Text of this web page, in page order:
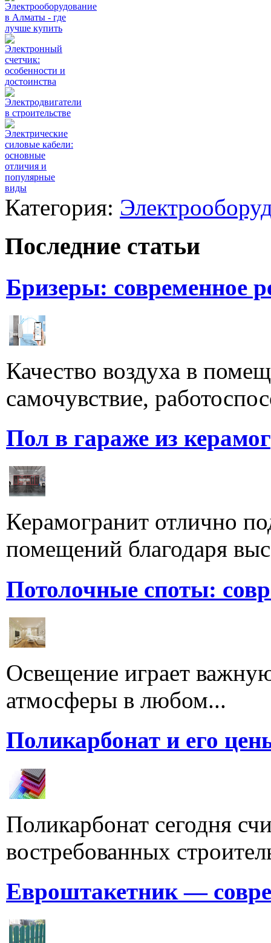
Электрооборудование
в Алматы - где
лучше купить
Электронный
счетчик:
особенности и
достоинства
Электродвигатели
в строительстве
Электрические
силовые кабели:
основные
отличия и
популярные
виды
Категория:
Последние статьи
Бризеры: современное
Качество воздуха в
самочувствие,
Пол в гараже из
Керамогранит отлично
помещений благодаря
Потолочные споты:
Освещение играет
атмосферы в любом...
Поликарбонат и его
Поликарбонат сегодня
востребованных
Евроштакетник —